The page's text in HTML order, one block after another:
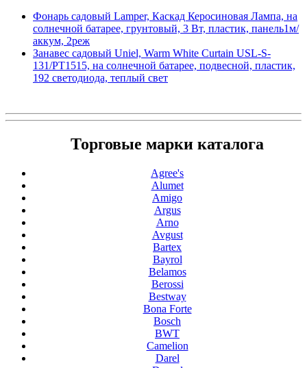
Фонарь садовый Lamper, Каскад Керосиновая Лампа, на
солнечной батарее, грунтовый, 3 Вт, пластик, панель1м/
аккум, 2реж
Занавес садовый Uniel, Warm White Curtain USL-S-
131/PT1515, на солнечной батарее, подвесной, пластик,
192 светодиода, теплый свет
Торговые марки каталога
Agree's
Alumet
Amigo
Argus
Arno
Avgust
Bartex
Bayrol
Belamos
Berossi
Bestway
Bona Forte
Bosch
BWT
Camelion
Darel